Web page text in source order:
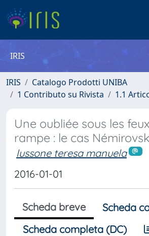
IRIS
IRIS
Catalogo Prodotti UNIBA
1 Contributo su Rivista
1.1
Une oubliée sous les
rampe : le cas
lussone teresa manuela
2016-01-01
Scheda breve
Scheda
Scheda completa (DC)